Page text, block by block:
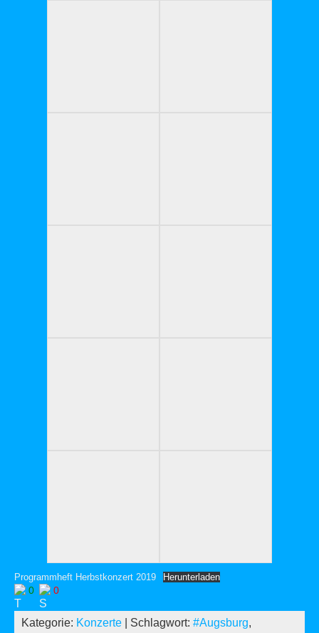
Programmheft Herbstkonzert 2019 Herunterladen
0 0
Kategorie: Konzerte | Schlagwort: #Augsburg,